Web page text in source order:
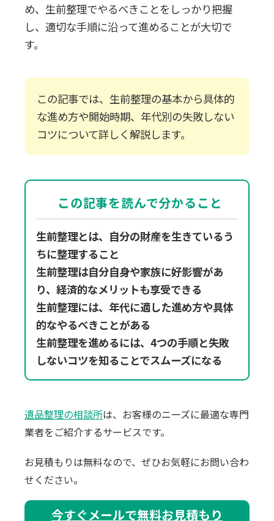
め、生前整理でやるべきことをしっかり把握
し、適切な手順に沿って進めることが大切で
す。
この記事では、生前整理の基本から具体的
な進め方や開始時期、年代別の失敗しない
コツについて詳しく解説します。
この記事を読んで分かること
生前整理とは、自分の財産を生きているう
ちに整理すること
生前整理は自分自身や家族に好影響があ
り、経済的なメリットも享受できる
生前整理には、年代に適した進め方や具体
的なやるべきことがある
生前整理を進めるには、4つの手順と失敗
しないコツを知ることでスムーズになる
遺品整理の相談所は、お客様のニーズに最適な専門
業者をご紹介するサービスです。
お見積もりは無料なので、ぜひお気軽にお問い合わ
せください。
今すぐメールで無料お見積もり